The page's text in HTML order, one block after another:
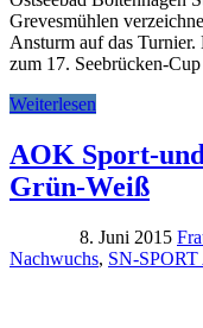
Grevesmühlen
Ansturm auf das
zum 17. Seebrücken-
Weiterlesen
AOK Sport-
Grün-Weiß
8. Juni 2015
Nachwuchs, SN-